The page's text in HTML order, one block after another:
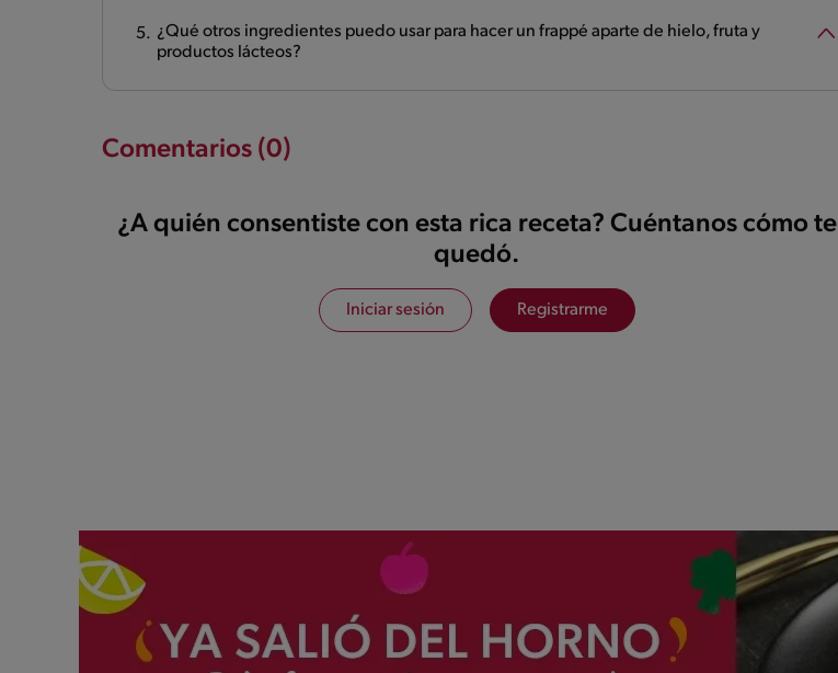
¿Qué otros ingredientes puedo usar para hacer un frappé aparte de hielo, fruta y
productos lácteos?
Comentarios (0)
¿A quién consentiste con esta rica receta? Cuéntanos cómo te
quedó.
Iniciar sesión Registrarme